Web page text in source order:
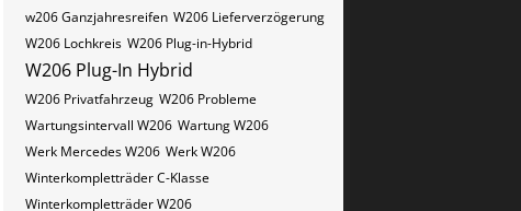
w206 Ganzjahresreifen W206 Lieferverzögerung
W206 Lochkreis W206 Plug-in-Hybrid
W206 Plug-In Hybrid
W206 Privatfahrzeug W206 Probleme
Wartungsintervall W206 Wartung W206
Werk Mercedes W206 Werk W206
Winterkompletträder C-Klasse
Winterkompletträder W206